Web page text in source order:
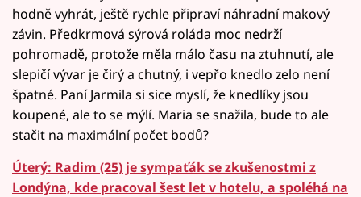
hodně vyhrát, ještě rychle připraví náhradní makový
závin. Předkrmová sýrová roláda moc nedrží
pohromadě, protože měla málo času na ztuhnutí, ale
slepičí vývar je čirý a chutný, i vepřo knedlo zelo není
špatné. Paní Jarmila si sice myslí, že knedlíky jsou
koupené, ale to se mýlí. Maria se snažila, bude to ale
stačit na maximální počet bodů?
Úterý: Radim (25) je sympaťák se zkušenostmi z
Londýna, kde pracoval šest let v hotelu, a spoléhá na